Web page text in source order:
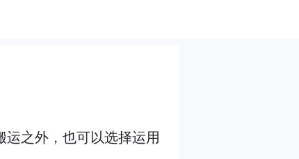
之外，也可以选择运用